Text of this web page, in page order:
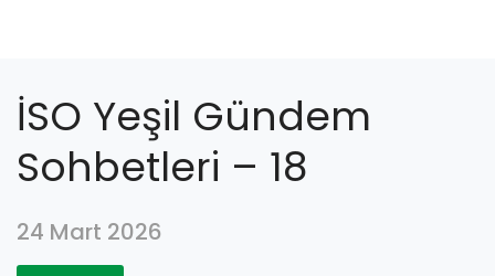
İSO Yeşil Gündem
Sohbetleri – 18
24 Mart 2026